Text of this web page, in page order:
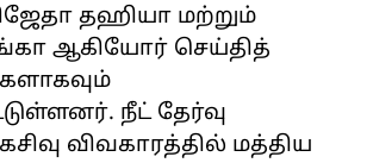
தஹியா மற்றும்
ஆகியோர் செய்தித்
நீட் தேர்வு
விவகாரத்தில் மத்திய